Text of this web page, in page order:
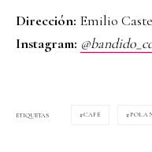
Dirección: Emilio
Instagram:
ETIQUETAS CAFÉ